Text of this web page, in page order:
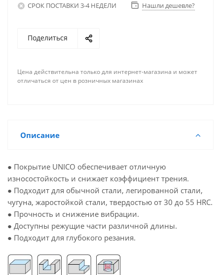
СРОК ПОСТАВКИ 3-4 НЕДЕЛИ Нашли дешевле?
Поделиться
Цена действительна только для интернет-магазина и может
отличаться от цен в розничных магазинах
Описание
● Покрытие UNICO обеспечивает отличную
износостойкость и снижает коэффициент трения.
● Подходит для обычной стали, легированной стали,
чугуна, жаростойкой стали, твердостью от 30 до 55 HRC.
● Прочность и снижение вибрации.
● Доступны режущие части различной длины.
● Подходит для глубокого резания.